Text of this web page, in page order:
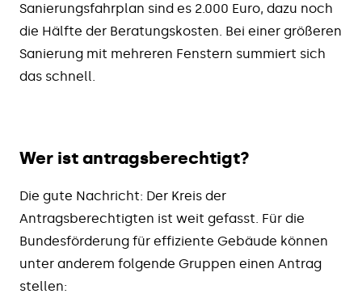
Sanierungsfahrplan sind es 2.000 Euro, dazu noch
die Hälfte der Beratungskosten. Bei einer größeren
Sanierung mit mehreren Fenstern summiert sich
das schnell.
Wer ist antragsberechtigt?
Die gute Nachricht: Der Kreis der
Antragsberechtigten ist weit gefasst. Für die
Bundesförderung für effiziente Gebäude können
unter anderem folgende Gruppen einen Antrag
stellen: